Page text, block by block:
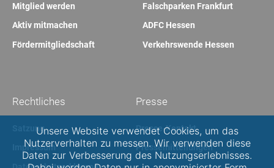
Falschparken Frankfurt
ADFC Hessen
Verkehrswende Hessen
Mitglied werden
Aktiv mitmachen
Fördermitgliedschaft
Presse
Presse-Kontakt
Pressemitteilungen
Rechtliches
Satzung
Impressum
Unsere Website verwendet Cookies, um das
Nutzerverhalten zu messen. Wir verwenden diese
Daten zur Verbesserung des Nutzungserlebnisses.